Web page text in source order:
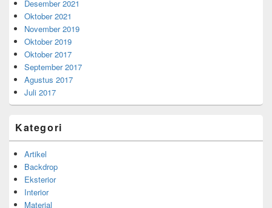
Desember 2021
Oktober 2021
November 2019
Oktober 2019
Oktober 2017
September 2017
Agustus 2017
Juli 2017
Kategori
Artikel
Backdrop
Eksterior
Interior
Material